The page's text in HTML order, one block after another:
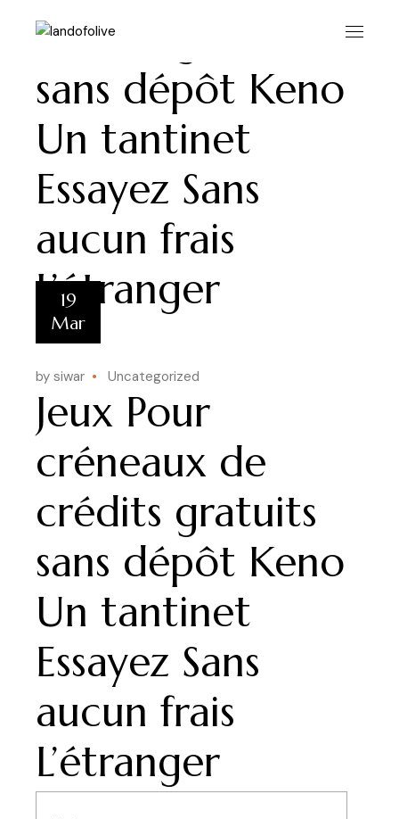
crédits gratuits
sans dépôt Keno
Un tantinet
Essayez Sans
aucun frais
L’étranger
19
Mar
by siwar Uncategorized
Jeux Pour
créneaux de
crédits gratuits
sans dépôt Keno
Un tantinet
Essayez Sans
aucun frais
L’étranger